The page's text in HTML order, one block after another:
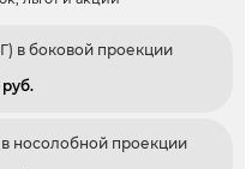
в боковой проекции
pуб.
носолобной проекции